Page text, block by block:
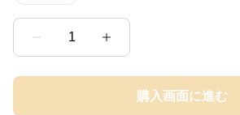
1
購入画面に進む